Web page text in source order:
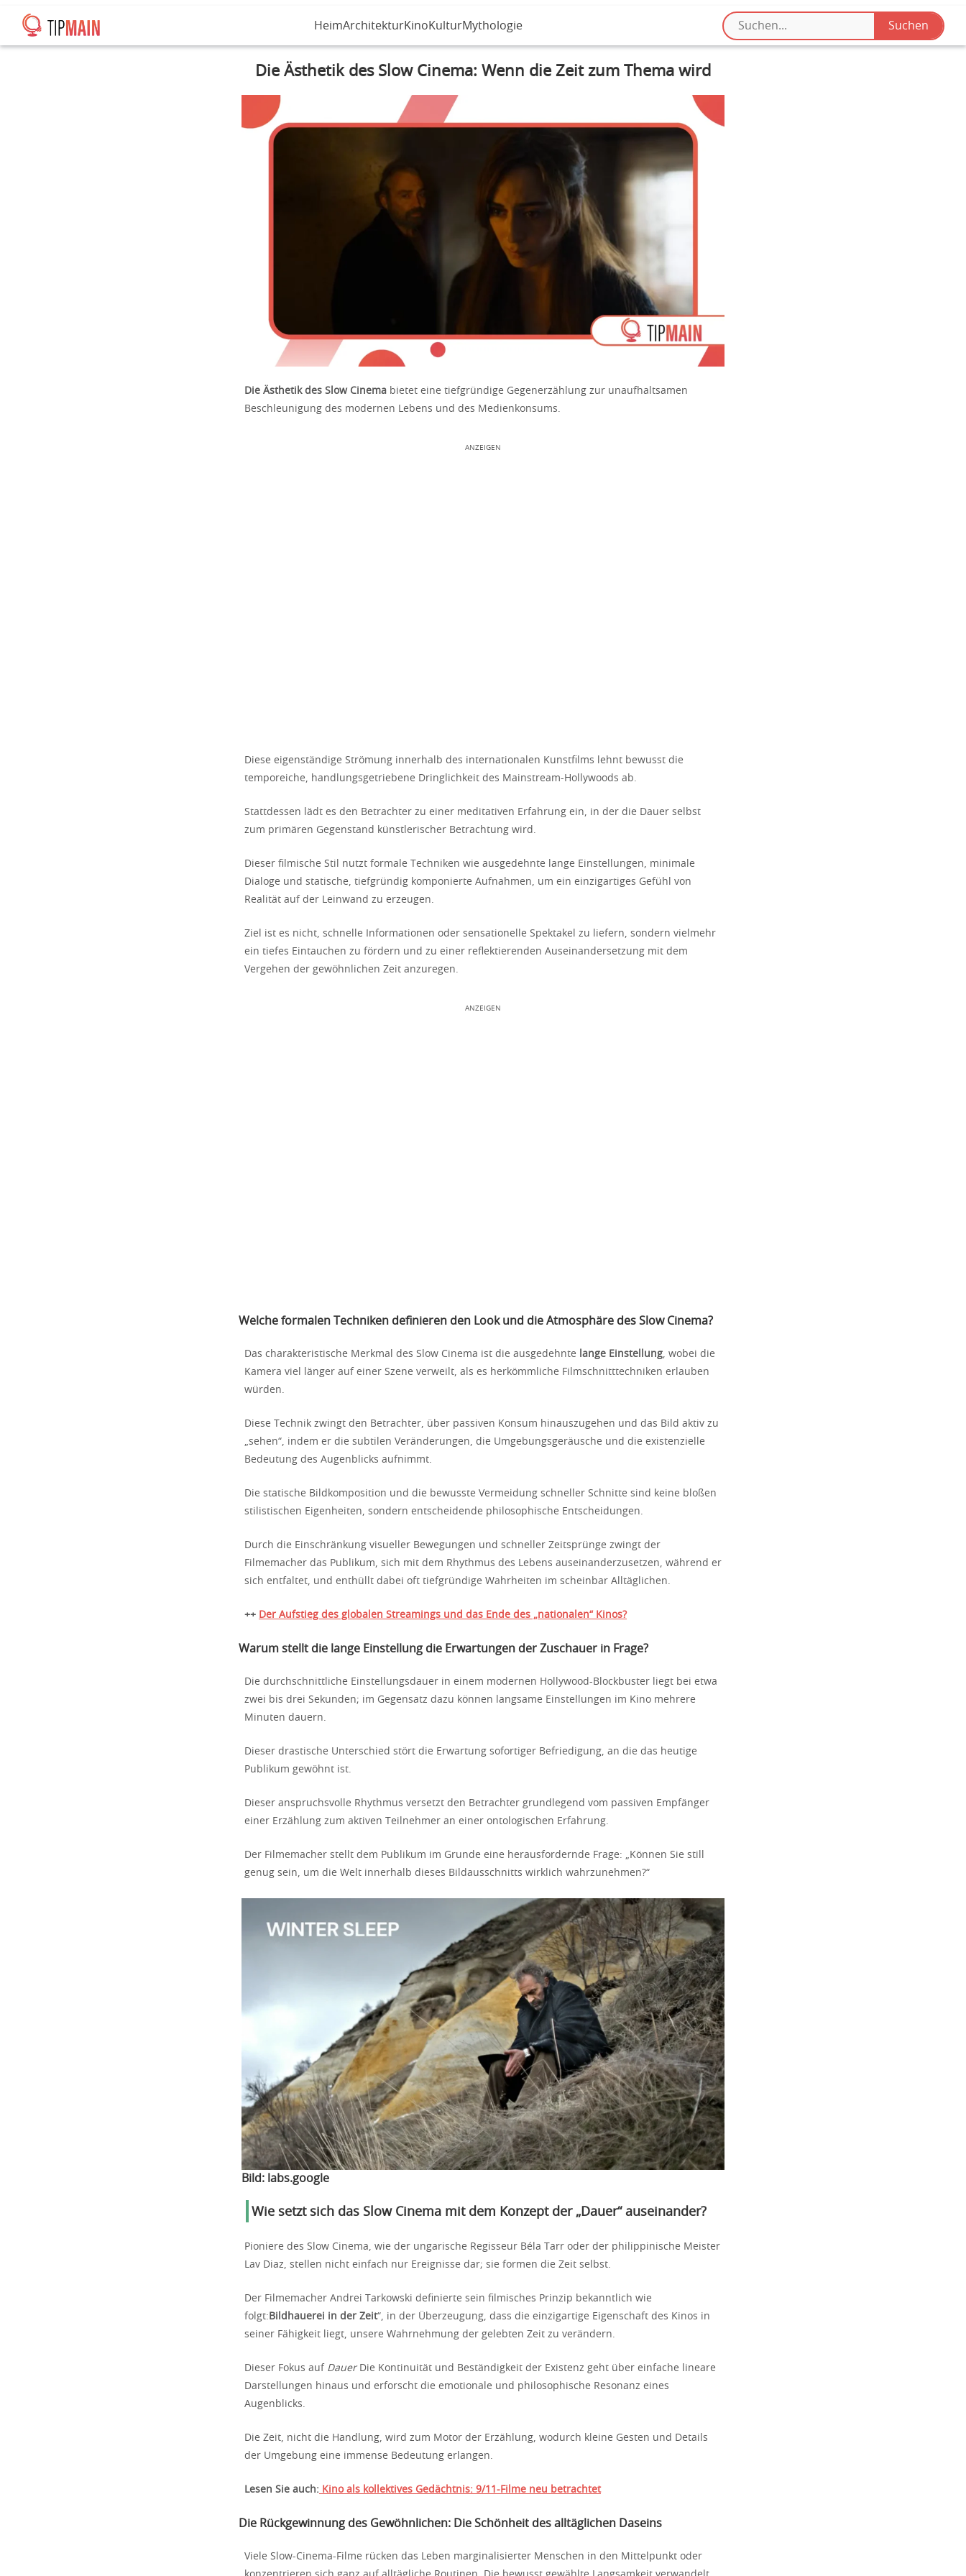
HeimArchitekturKino KulturMythologie
Die Ästhetik des Slow Cinema: Wenn die Zeit zum Thema wird
Die Ästhetik des Slow Cinema bietet eine tiefgründige Gegenerzählung zur unaufhaltsamen
Beschleunigung des modernen Lebens und des Medienkonsums.
ANZEIGEN
Diese eigenständige Strömung innerhalb des internationalen Kunstfilms lehnt bewusst die
temporeiche, handlungsgetriebene Dringlichkeit des Mainstream-Hollywoods ab.
Stattdessen lädt es den Betrachter zu einer meditativen Erfahrung ein, in der die Dauer selbst
zum primären Gegenstand künstlerischer Betrachtung wird.
Dieser filmische Stil nutzt formale Techniken wie ausgedehnte lange Einstellungen, minimale
Dialoge und statische, tiefgründig komponierte Aufnahmen, um ein einzigartiges Gefühl von
Realität auf der Leinwand zu erzeugen.
Ziel ist es nicht, schnelle Informationen oder sensationelle Spektakel zu liefern, sondern vielmehr
ein tiefes Eintauchen zu fördern und zu einer reflektierenden Auseinandersetzung mit dem
Vergehen der gewöhnlichen Zeit anzuregen.
ANZEIGEN
Welche formalen Techniken definieren den Look und die Atmosphäre des Slow Cinema?
Das charakteristische Merkmal des Slow Cinema ist die ausgedehnte lange Einstellung, wobei die
Kamera viel länger auf einer Szene verweilt, als es herkömmliche Filmschnitttechniken erlauben
würden.
Diese Technik zwingt den Betrachter, über passiven Konsum hinauszugehen und das Bild aktiv zu
„sehen“, indem er die subtilen Veränderungen, die Umgebungsgeräusche und die existenzielle
Bedeutung des Augenblicks aufnimmt.
Die statische Bildkomposition und die bewusste Vermeidung schneller Schnitte sind keine bloßen
stilistischen Eigenheiten, sondern entscheidende philosophische Entscheidungen.
Durch die Einschränkung visueller Bewegungen und schneller Zeitsprünge zwingt der
Filmemacher das Publikum, sich mit dem Rhythmus des Lebens auseinanderzusetzen, während er
sich entfaltet, und enthüllt dabei oft tiefgründige Wahrheiten im scheinbar Alltäglichen.
++ Der Aufstieg des globalen Streamings und das Ende des „nationalen“ Kinos?
Warum stellt die lange Einstellung die Erwartungen der Zuschauer in Frage?
Die durchschnittliche Einstellungsdauer in einem modernen Hollywood-Blockbuster liegt bei etwa
zwei bis drei Sekunden; im Gegensatz dazu können langsame Einstellungen im Kino mehrere
Minuten dauern.
Dieser drastische Unterschied stört die Erwartung sofortiger Befriedigung, an die das heutige
Publikum gewöhnt ist.
Dieser anspruchsvolle Rhythmus versetzt den Betrachter grundlegend vom passiven Empfänger
einer Erzählung zum aktiven Teilnehmer an einer ontologischen Erfahrung.
Der Filmemacher stellt dem Publikum im Grunde eine herausfordernde Frage: „Können Sie still
genug sein, um die Welt innerhalb dieses Bildausschnitts wirklich wahrzunehmen?“
Bild: labs.google
Wie setzt sich das Slow Cinema mit dem Konzept der „Dauer“ auseinander?
Pioniere des Slow Cinema, wie der ungarische Regisseur Béla Tarr oder der philippinische Meister
Lav Diaz, stellen nicht einfach nur Ereignisse dar; sie formen die Zeit selbst.
Der Filmemacher Andrei Tarkowski definierte sein filmisches Prinzip bekanntlich wie
folgt: Bildhauerei in der Zeit“, in der Überzeugung, dass die einzigartige Eigenschaft des Kinos in
seiner Fähigkeit liegt, unsere Wahrnehmung der gelebten Zeit zu verändern.
Dieser Fokus auf DauerDie Kontinuität und Beständigkeit der Existenz geht über einfache lineare
Darstellungen hinaus und erforscht die emotionale und philosophische Resonanz eines
Augenblicks.
Die Zeit, nicht die Handlung, wird zum Motor der Erzählung, wodurch kleine Gesten und Details
der Umgebung eine immense Bedeutung erlangen.
Lesen Sie auch: Kino als kollektives Gedächtnis: 9/11-Filme neu betrachtet
Die Rückgewinnung des Gewöhnlichen: Die Schönheit des alltäglichen Daseins
Viele Slow-Cinema-Filme rücken das Leben marginalisierter Menschen in den Mittelpunkt oder